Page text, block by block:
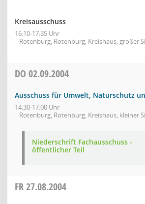
Kreisausschuss
16:10-17:35 Uhr
Rotenburg, Rotenburg, Kreishaus, großer
DO 02.09.2004
Ausschuss für Umwelt, Naturschutz
14:30-17:00 Uhr
Rotenburg, Rotenburg, Kreishaus, kleiner
Niederschrift Fachausschuss -
öffentlicher Teil
FR27.08.2004